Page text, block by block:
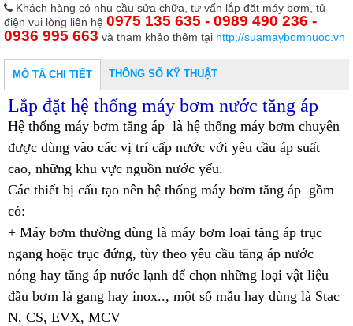
Khách hàng có nhu cầu sửa chữa, tư vấn lắp đặt máy bơm, tủ
điện vui lòng liên hệ 0975 135 635 - 0989 490 236 -
0936 995 663 và tham khảo thêm tại http://suamaybomnuoc.vn
MÔ TẢ CHI TIẾT THÔNG SỐ KỸ THUẬT
Lắp đặt hệ thống máy bơm nước tăng áp
Hệ thống máy bơm tăng áp là hệ thống máy bơm chuyên
được dùng vào các vị trí cấp nước với yêu cầu áp suất
cao, những khu vực nguồn nước yếu.
Các thiết bị cấu tạo nên hệ thống máy bơm tăng áp gồm
có:
+ Máy bơm thường dùng là máy bơm loại tăng áp trục
ngang hoặc trục đứng, tùy theo yêu cầu tăng áp nước
nóng hay tăng áp nước lạnh để chọn những loại vật liệu
đầu bơm là gang hay inox.., một số mẫu hay dùng là Stac
N, CS, EVX, MCV